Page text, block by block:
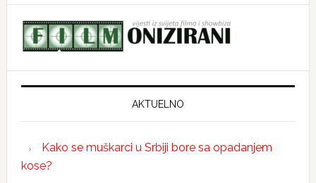
AKTUELNO
Kako se muškarci u Srbiji bore sa opadanjem
kose?